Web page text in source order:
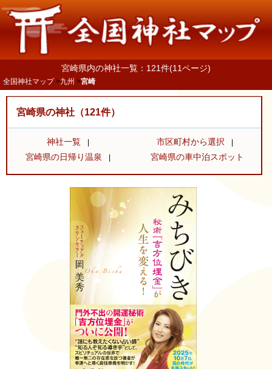
宮崎県内の神社一覧：121件(11ページ)
全国神社マップ 九州 宮崎
宮崎県の神社（121件）
神社一覧
市区町村から選択
宮崎県の日帰り温泉
宮崎県の車中泊スポット